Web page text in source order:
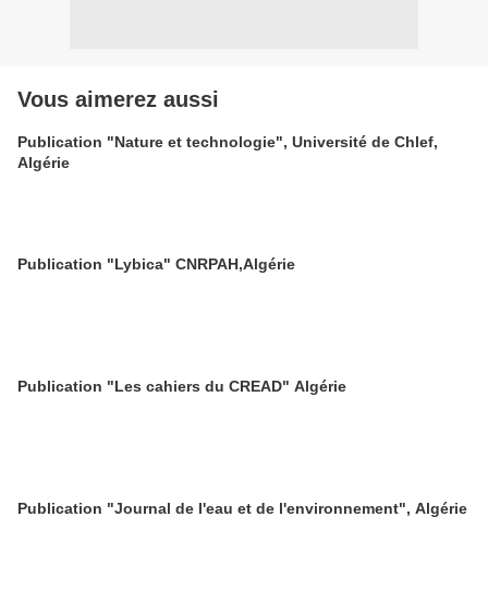
Vous aimerez aussi
Publication "Nature et technologie", Université de Chlef,
Algérie
Publication "Lybica" CNRPAH,Algérie
Publication "Les cahiers du CREAD" Algérie
Publication "Journal de l'eau et de l'environnement", Algérie